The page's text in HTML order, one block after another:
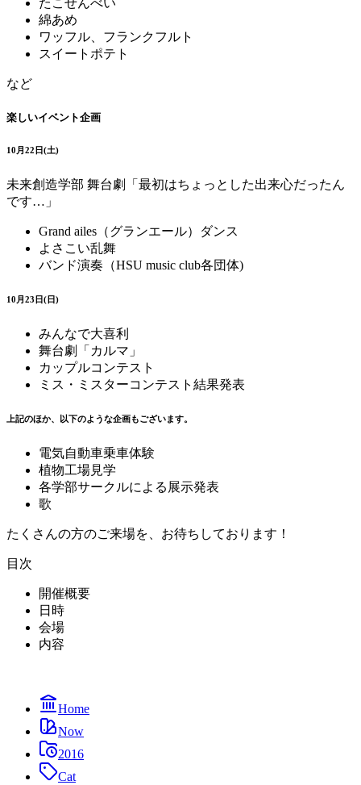
たこせんべい
綿あめ
ワッフル、フランクフルト
スイートポテト
など
楽しいイベント企画
10月22日(土)
未来創造学部 舞台劇「最初はちょっとした出来心だったん
です…」
Grand ailes（グランエール）ダンス
よさこい乱舞
バンド演奏（HSU music club各団体)
10月23日(日)
みんなで大喜利
舞台劇「カルマ」
カップルコンテスト
ミス・ミスターコンテスト結果発表
上記のほか、以下のような企画もございます。
電気自動車乗車体験
植物工場見学
各学部サークルによる展示発表
歌
たくさんの方のご来場を、お待ちしております！
目次
開催概要
日時
会場
内容
Home
Now
2016
Cat